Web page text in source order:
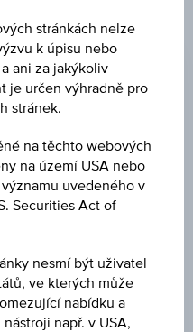
stránkách nelze
k úpisu nebo
ani za jakýkoliv
je určen výhradně pro
stránek.
na těchto webových
na území USA nebo
uvedeného v
Securities Act of
nesmí být uživatel
ve kterých může
nabídku a
např. v USA,